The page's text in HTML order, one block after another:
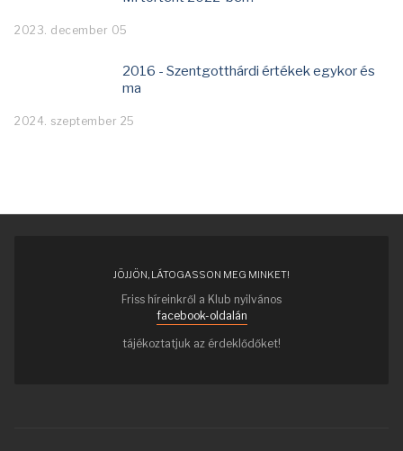
2023. december 05
2016 - Szentgotthárdi értékek egykor és
ma
2024. szeptember 25
JÖJJÖN, LÁTOGASSON MEG MINKET!
Friss híreinkről a Klub nyilvános
facebook-oldalán
tájékoztatjuk az érdeklődőket!